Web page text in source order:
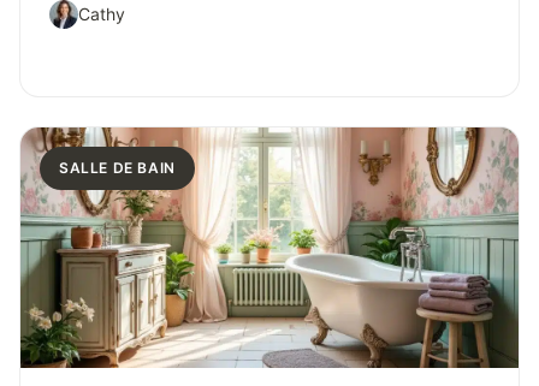
Cathy
SALLE DE BAIN